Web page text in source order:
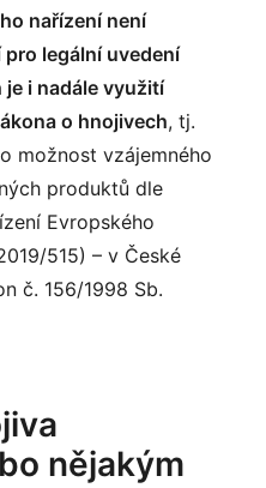
nařízení není
legální uvedení
i nadále využití
o hnojivech, tj.
možnost vzájemného
produktů dle
Evropského
515) – v České
č. 156/1998 Sb.
nějakým